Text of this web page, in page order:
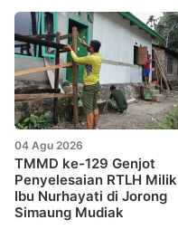
04 Agu 2026
TMMD ke-129 Genjot
Penyelesaian RTLH Milik
Ibu Nurhayati di Jorong
Simaung Mudiak